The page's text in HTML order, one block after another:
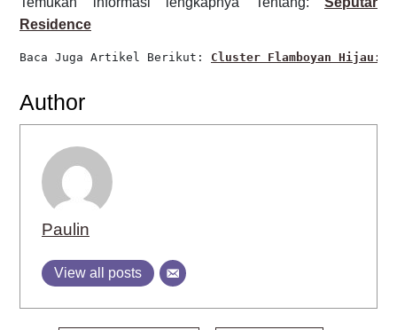
Residence
Baca Juga Artikel Berikut: Cluster Flamboyan Hijau:
Author
Paulin
View all posts